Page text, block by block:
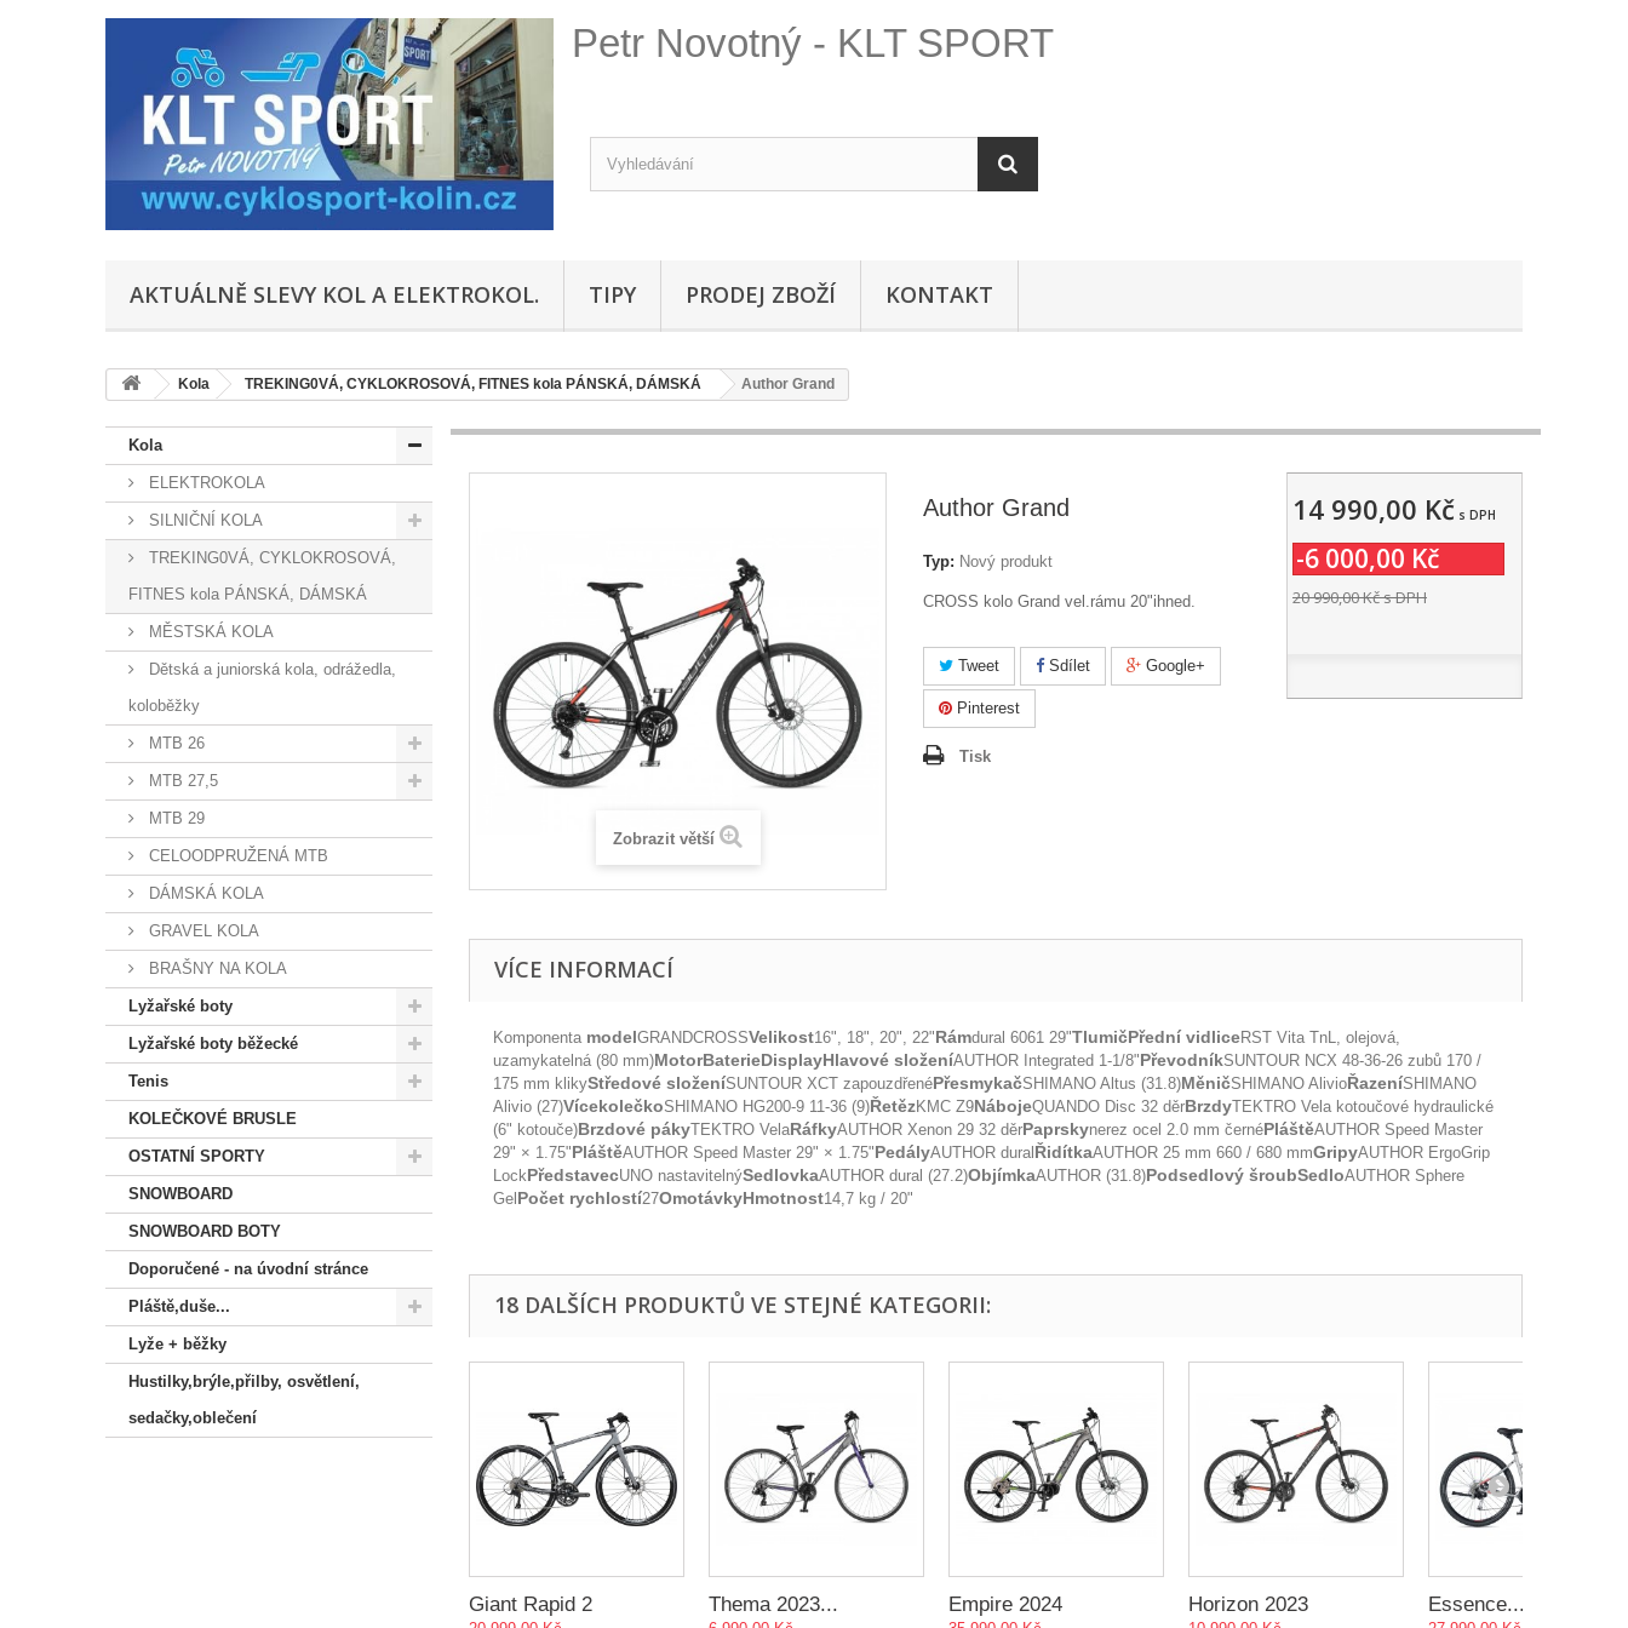
Petr Novotný - KLT SPORT
AKTUÁLNĚ SLEVY KOL A ELEKTROKOL. TIPY PRODEJ ZBOŽÍ KONTAKT
Kola TREKING0VÁ, CYKLOKROSOVÁ, FITNES kola PÁNSKÁ, DÁMSKÁ Author Grand
Kola
ELEKTROKOLA
SILNIČNÍ KOLA
TREKING0VÁ, CYKLOKROSOVÁ,
FITNES kola PÁNSKÁ, DÁMSKÁ
MĚSTSKÁ KOLA
Dětská a juniorská kola, odrážedla,
koloběžky
MTB 26
MTB 27,5
MTB 29
CELOODPRUŽENÁ MTB
DÁMSKÁ KOLA
GRAVEL KOLA
BRAŠNY NA KOLA
Lyžařské boty
Lyžařské boty běžecké
Tenis
KOLEČKOVÉ BRUSLE
OSTATNÍ SPORTY
SNOWBOARD
SNOWBOARD BOTY
Doporučené - na úvodní stránce
Pláště,duše...
Lyže + běžky
Hustilky,brýle,přilby, osvětlení,
sedačky,oblečení
Zobrazit větší
Author Grand
Typ: Nový produkt
CROSS kolo Grand vel.rámu 20"ihned.
Tweet Sdílet Google+
Pinterest
Tisk
14 990,00 Kč s DPH
-6 000,00 Kč
20 990,00 Kčs DPH
VÍCE INFORMACÍ
Komponenta modelGRANDCROSSVelikost16", 18", 20", 22"Rámdural 6061 29"TlumičPřední vidliceRST Vita TnL, olejová,
uzamykatelná (80 mm)MotorBaterieDisplayHlavové složeníAUTHOR Integrated 1-1/8"PřevodníkSUNTOUR NCX 48-36-26 zubů 170 /
175 mm klikyStředové složeníSUNTOUR XCT zapouzdřenéPřesmykačSHIMANO Altus (31.8)MěničSHIMANO AlivioŘazeníSHIMANO
Alivio (27)VícekolečkoSHIMANO HG200-9 11-36 (9)ŘetězKMC Z9NábojeQUANDO Disc 32 děrBrzdyTEKTRO Vela kotoučové hydraulické
(6" kotouče)Brzdové pákyTEKTRO VelaRáfkyAUTHOR Xenon 29 32 děrPaprskynerez ocel 2.0 mm černéPláštěAUTHOR Speed Master
29" × 1.75"PláštěAUTHOR Speed Master 29" × 1.75"PedályAUTHOR duralŘidítkaAUTHOR 25 mm 660 / 680 mmGripyAUTHOR ErgoGrip
LockPředstavecUNO nastavitelnýSedlovkaAUTHOR dural (27.2)ObjímkaAUTHOR (31.8)Podsedlový šroubSedloAUTHOR Sphere
GelPočet rychlostí27OmotávkyHmotnost14,7 kg / 20"
18 DALŠÍCH PRODUKTŮ VE STEJNÉ KATEGORII:
Giant Rapid 2 Thema 2023... Empire 2024 Horizon 2023 Essence...